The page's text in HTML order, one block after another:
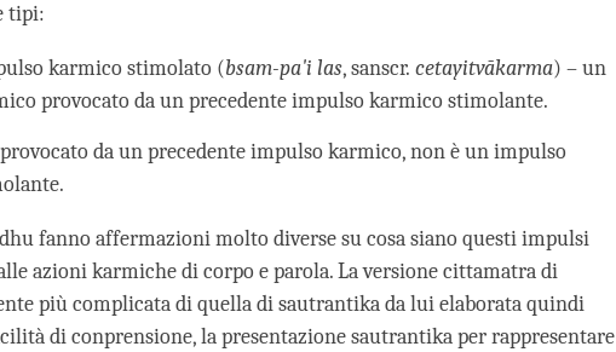
tipi:
karmico stimolato (bsam-pa'i las, sanscr.cetayitvākarma) – un
provocato da un precedente impulso karmico stimolante.
da un precedente impulso karmico, non è un impulso
fanno affermazioni molto diverse su cosa siano questi impulsi
azioni karmiche di corpo e parola. La versione cittamatra di
più complicata di quella di sautrantika da lui elaborata quindi
di conprensione, la presentazione sautrantika per rappresentare